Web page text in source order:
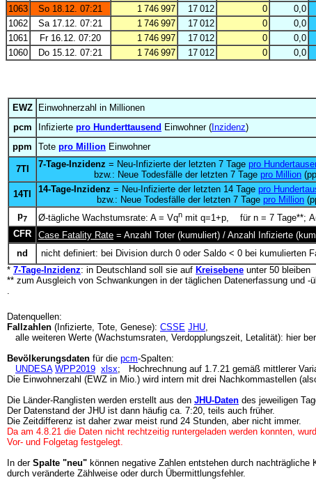
1063
So 18.12. 07:21 1 746 997 17 012 0 0,0
1062
Sa 17.12. 07:21 1 746 997 17 012 0 0,0
1061
Fr 16.12. 07:20 1 746 997 17 012 0 0,0
1060
Do 15.12. 07:21 1 746 997 17 012 0 0,0
EWZ
Einwohnerzahl in Millionen
pcm
Infizierte pro Hunderttausend Einwohner ( Inzidenz)
ppm
Tote pro Million Einwohner
7TI 7-Tage-Inzidenz = Neu-Infizierte der letzten 7 Tage pro
bzw.: Neue Todesfälle der letzten 7 Tage pro Million
14TI
14-Tage-Inzidenz = Neu-Infizierte der letzten 14 Tage pro
bzw.: Neue Todesfälle der letzten 7 Tage pro Million
p7 Ø-tägliche Wachstumsrate: A = Vqn mit q=1+p, für n = 7 Tage**;
CFR
Case Fatality Rate = Anzahl Toter (kumuliert) / Anzahl Infizierte
nd
nicht definiert: bei Division durch 0 oder Saldo < 0 bei kumulierten
* 7-Tage-Inzidenz: in Deutschland soll sie auf Kreisebene unter 50 bleiben
** zum Ausgleich von Schwankungen in der täglichen Datenerfassung und -
.
Datenquellen:
Fallzahlen (Infizierte, Tote, Genese): CSSE JHU,
alle weiteren Werte (Wachstumsraten, Verdopplungszeit, Letalität): hier
Bevölkerungsdaten für die pcm-Spalten:
UNDESA WPP2019 xlsx; Hochrechnung auf 1.7.21 gemäß mittlerer
Die Einwohnerzahl (EWZ in Mio.) wird intern mit drei Nachkommastellen
Die Länder-Ranglisten werden erstellt aus den JHU-Daten des jeweiligen
Der Datenstand der JHU ist dann häufig ca. 7:20, teils auch früher.
Die Zeitdifferenz ist daher zwar meist rund 24 Stunden, aber nicht immer.
Da am 4.8.21 die Daten nicht rechtzeitig runtergeladen werden konnten,
Vor- und Folgetag festgelegt.
In der Spalte "neu" können negative Zahlen entstehen durch nachträgliche
durch veränderte Zählweise oder durch Übermittlungsfehler.